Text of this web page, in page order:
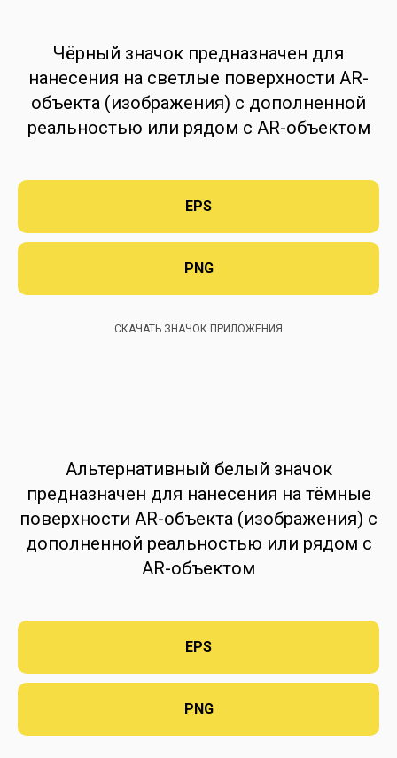
Чёрный значок предназначен для
нанесения на светлые поверхности AR-
объекта (изображения) с дополненной
реальностью или рядом с AR-объектом
EPS
PNG
СКАЧАТЬ ЗНАЧОК ПРИЛОЖЕНИЯ
Альтернативный белый значок
предназначен для нанесения на тёмные
поверхности AR-объекта (изображения) с
дополненной реальностью или рядом с
AR-объектом
EPS
PNG